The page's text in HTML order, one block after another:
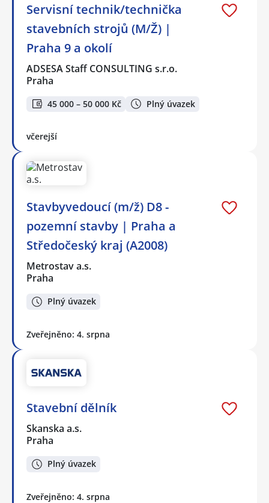
Servisní technik/technička
stavebních strojů (M/Ž) |
Praha 9 a okolí
ADSESA Staff CONSULTING s.r.o.
Praha
45 000 – 50 000 Kč Plný úvazek
včerejší
Stavbyvedoucí (m/ž) D8 -
pozemní stavby | Praha a
Středočeský kraj (A2008)
Metrostav a.s.
Praha
Plný úvazek
Zveřejněno: 4. srpna
Stavební dělník
Skanska a.s.
Praha
Plný úvazek
Zveřejněno: 4. srpna